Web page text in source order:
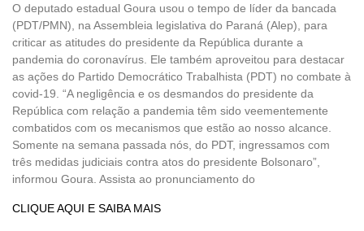
O deputado estadual Goura usou o tempo de líder da bancada
(PDT/PMN), na Assembleia legislativa do Paraná (Alep), para
criticar as atitudes do presidente da República durante a
pandemia do coronavírus. Ele também aproveitou para destacar
as ações do Partido Democrático Trabalhista (PDT) no combate à
covid-19. “A negligência e os desmandos do presidente da
República com relação a pandemia têm sido veementemente
combatidos com os mecanismos que estão ao nosso alcance.
Somente na semana passada nós, do PDT, ingressamos com
três medidas judiciais contra atos do presidente Bolsonaro”,
informou Goura. Assista ao pronunciamento do
CLIQUE AQUI E SAIBA MAIS